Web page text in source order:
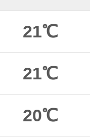
21℃
21℃
20℃